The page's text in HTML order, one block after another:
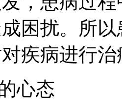
困扰。所
疾病进行治
心态